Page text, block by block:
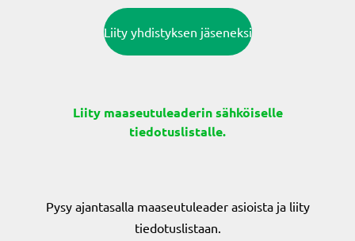
Liity yhdistyksen jäseneksi
Liity maaseutuleaderin sähköiselle
tiedotuslistalle.
Pysy ajantasalla maaseutuleader asioista ja liity
tiedotuslistaan.